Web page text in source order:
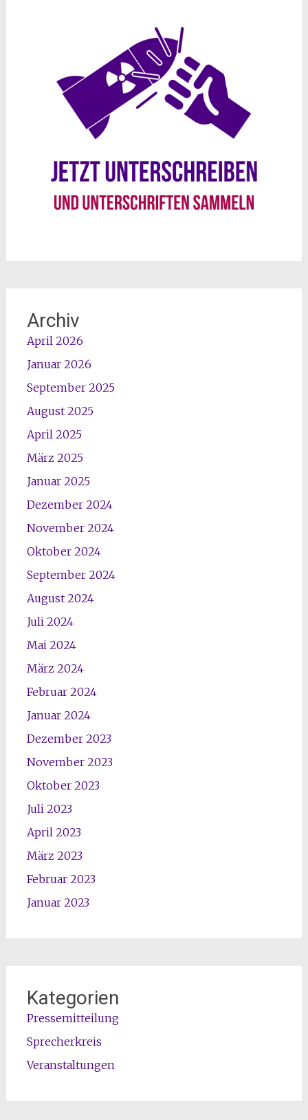
Archiv
April 2026
Januar 2026
September 2025
August 2025
April 2025
März 2025
Januar 2025
Dezember 2024
November 2024
Oktober 2024
September 2024
August 2024
Juli 2024
Mai 2024
März 2024
Februar 2024
Januar 2024
Dezember 2023
November 2023
Oktober 2023
Juli 2023
April 2023
März 2023
Februar 2023
Januar 2023
Kategorien
Pressemitteilung
Sprecherkreis
Veranstaltungen